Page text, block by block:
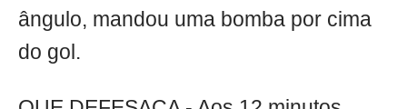
ângulo, mandou uma bomba por cima
do gol.